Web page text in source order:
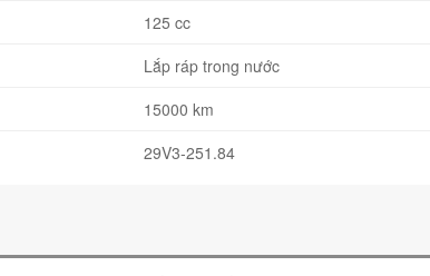
125 cc
Lắp ráp trong nước
15000 km
29V3-251.84